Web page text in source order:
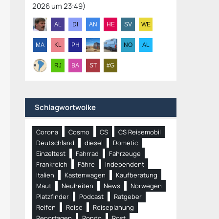
2026 um 23:49)
Schlagwortwolke
Corona Cosmo CS
CS Reisemobil
Deutschland
diesel
Dometic
Einzeltest
Fahrrad
Fahrzeuge
Frankreich
Fähre
Independent
Italien
Kastenwagen
Kaufberatung
Maut
Neuheiten News
Norwegen
Platzfinder
Podcast
Ratgeber
Reifen
Reise
Reiseplanung